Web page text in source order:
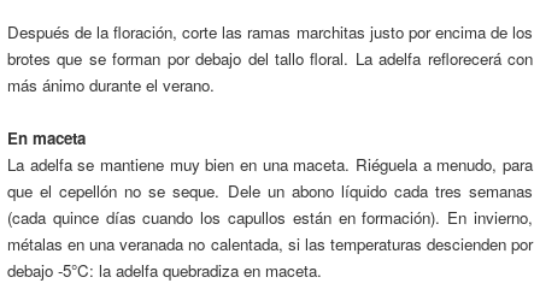
Después de la floración, corte las ramas marchitas justo por encima de los
brotes que se forman por debajo del tallo floral. La adelfa reflorecerá con
más ánimo durante el verano.
En maceta
La adelfa se mantiene muy bien en una maceta. Riéguela a menudo, para
que el cepellón no se seque. Dele un abono líquido cada tres semanas
(cada quince días cuando los capullos están en formación). En invierno,
métalas en una veranada no calentada, si las temperaturas descienden por
debajo -5°C: la adelfa quebradiza en maceta.